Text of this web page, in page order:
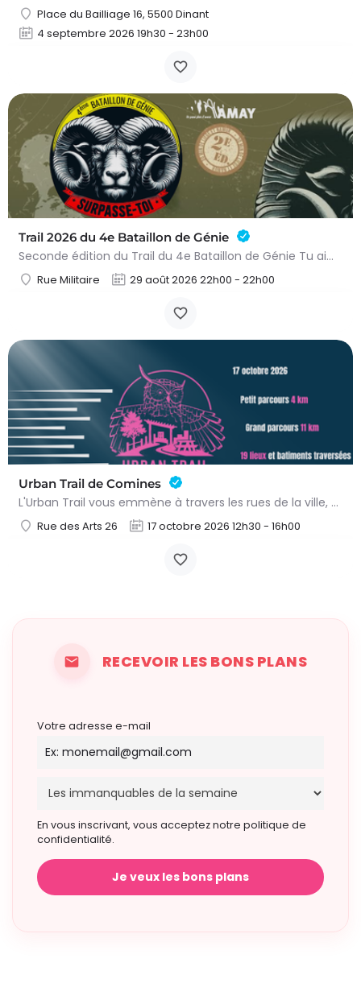
Place du Bailliage 16, 5500 Dinant
4 septembre 2026 19h30 - 23h00
Trail 2026 du 4e Bataillon de Génie
Seconde édition du Trail du 4e Bataillon de Génie Tu aimes les défis sportifs exigeants ? Tu es désireux de…
Rue Militaire 29 août 2026 22h00 - 22h00
Urban Trail de Comines
L'Urban Trail vous emmène à travers les rues de la ville, mais aussi dans des lieux emblématiques et des…
Rue des Arts 26 17 octobre 2026 12h30 - 16h00
RECEVOIR LES BONS PLANS
Votre adresse e-mail
En vous inscrivant, vous acceptez notre politique de
confidentialité.